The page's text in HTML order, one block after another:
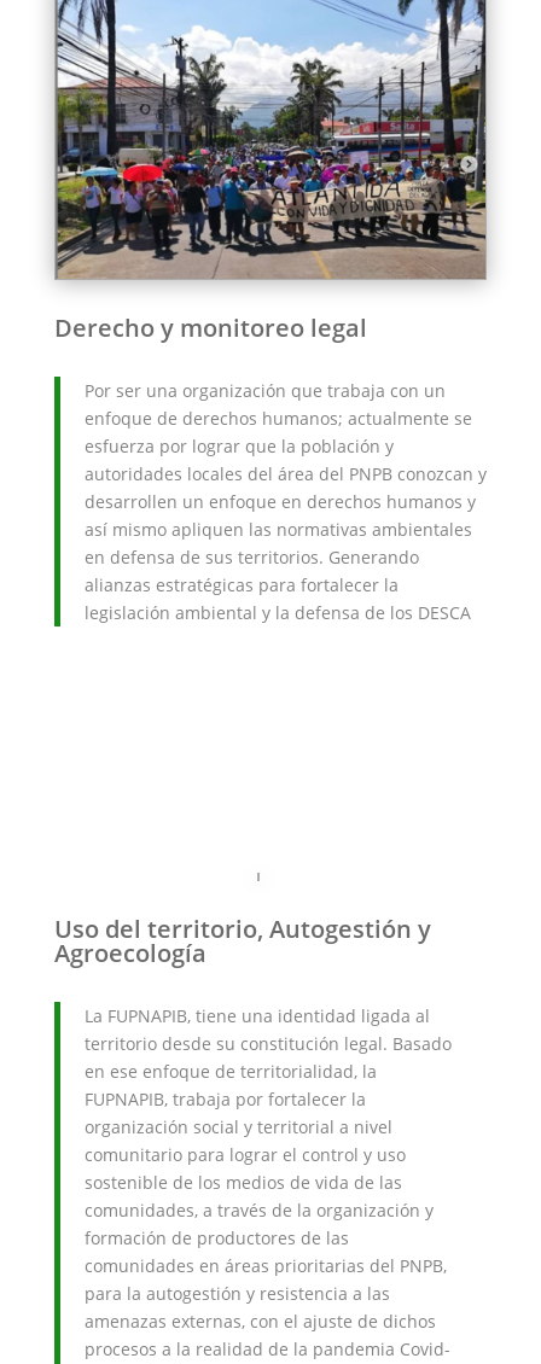
Derecho y monitoreo legal
Por ser una organización que trabaja con un
enfoque de derechos humanos; actualmente se
esfuerza por lograr que la población y
autoridades locales del área del PNPB conozcan y
desarrollen un enfoque en derechos humanos y
así mismo apliquen las normativas ambientales
en defensa de sus territorios. Generando
alianzas estratégicas para fortalecer la
legislación ambiental y la defensa de los DESCA
Uso del territorio, Autogestión y
Agroecología
La FUPNAPIB, tiene una identidad ligada al
territorio desde su constitución legal. Basado
en ese enfoque de territorialidad, la
FUPNAPIB, trabaja por fortalecer la
organización social y territorial a nivel
comunitario para lograr el control y uso
sostenible de los medios de vida de las
comunidades, a través de la organización y
formación de productores de las
comunidades en áreas prioritarias del PNPB,
para la autogestión y resistencia a las
amenazas externas, con el ajuste de dichos
procesos a la realidad de la pandemia Covid-